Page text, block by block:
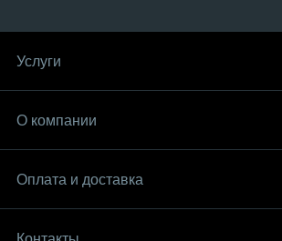
Услуги
О компании
Оплата и доставка